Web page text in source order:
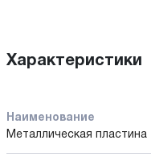
Характеристики
Наименование
Металлическая пластина